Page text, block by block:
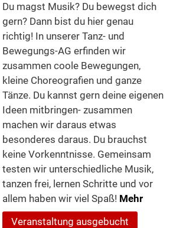
Du magst Musik? Du bewegst dich
gern? Dann bist du hier genau
richtig! In unserer Tanz- und
Bewegungs-AG erfinden wir
zusammen coole Bewegungen,
kleine Choreografien und ganze
Tänze. Du kannst gern deine eigenen
Ideen mitbringen- zusammen
machen wir daraus etwas
besonderes daraus. Du brauchst
keine Vorkenntnisse. Gemeinsam
testen wir unterschiedliche Musik,
tanzen frei, lernen Schritte und vor
allem haben wir viel Spaß! Mehr
Veranstaltung ausgebucht